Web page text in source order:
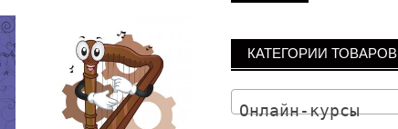
КАТЕГОРИИ ТОВАРОВ
Онлайн-курсы